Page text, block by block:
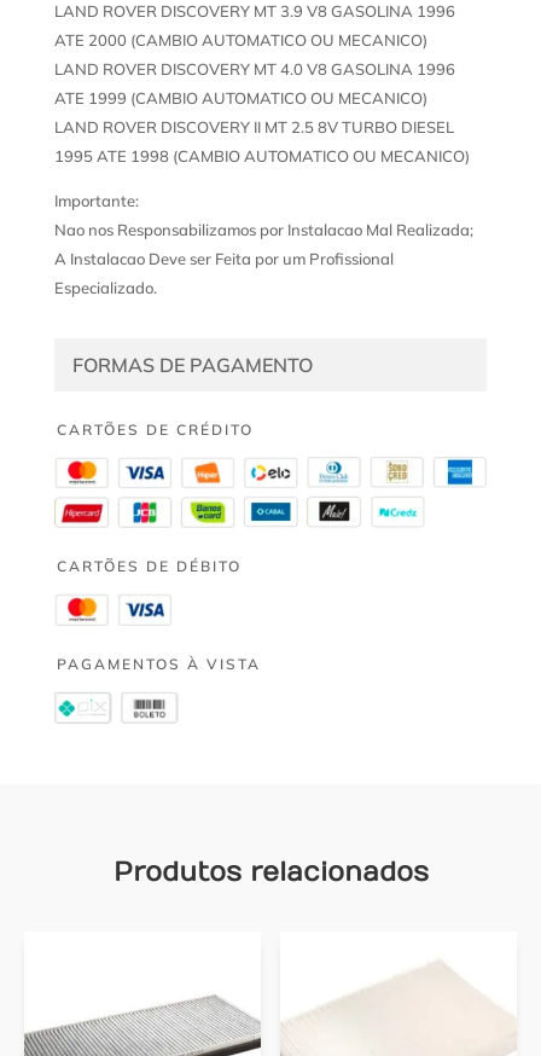
LAND ROVER DISCOVERY MT 3.9 V8 GASOLINA 1996
ATE 2000 (CAMBIO AUTOMATICO OU MECANICO)
LAND ROVER DISCOVERY MT 4.0 V8 GASOLINA 1996
ATE 1999 (CAMBIO AUTOMATICO OU MECANICO)
LAND ROVER DISCOVERY II MT 2.5 8V TURBO DIESEL
1995 ATE 1998 (CAMBIO AUTOMATICO OU MECANICO)
Importante:
Nao nos Responsabilizamos por Instalacao Mal Realizada;
A Instalacao Deve ser Feita por um Profissional
Especializado.
FORMAS DE PAGAMENTO
CARTÕES DE CRÉDITO
CARTÕES DE DÉBITO
PAGAMENTOS À VISTA
Produtos relacionados